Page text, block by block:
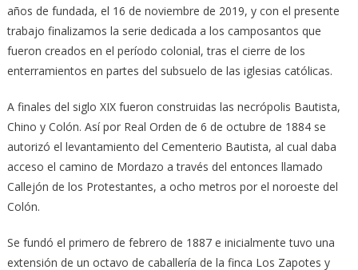
años de fundada, el 16 de noviembre de 2019, y con el presente
trabajo finalizamos la serie dedicada a los camposantos que
fueron creados en el período colonial, tras el cierre de los
enterramientos en partes del subsuelo de las iglesias católicas.
A finales del siglo XIX fueron construidas las necrópolis Bautista,
Chino y Colón. Así por Real Orden de 6 de octubre de 1884 se
autorizó el levantamiento del Cementerio Bautista, al cual daba
acceso el camino de Mordazo a través del entonces llamado
Callejón de los Protestantes, a ocho metros por el noroeste del
Colón.
Se fundó el primero de febrero de 1887 e inicialmente tuvo una
extensión de un octavo de caballería de la finca Los Zapotes y